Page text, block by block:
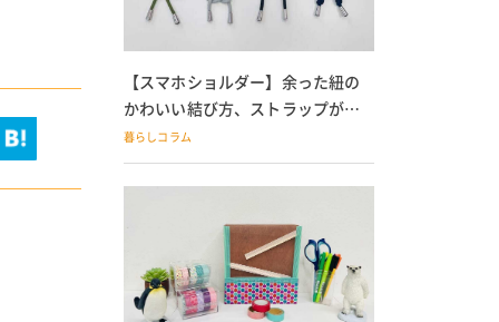
【スマホショルダー】余った紐の
かわいい結び方、ストラップが落
ちる人必見
暮らしコラム